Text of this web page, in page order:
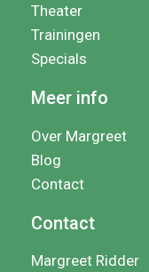
Theater
Trainingen
Specials
Meer info
Over Margreet
Blog
Contact
Contact
Margreet Ridder